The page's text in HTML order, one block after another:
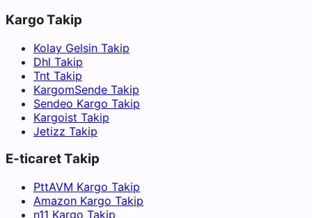
Kargo Takip
Kolay Gelsin Takip
Dhl Takip
Tnt Takip
KargomSende Takip
Sendeo Kargo Takip
Kargoist Takip
Jetizz Takip
E-ticaret Takip
PttAVM Kargo Takip
Amazon Kargo Takip
n11 Kargo Takip